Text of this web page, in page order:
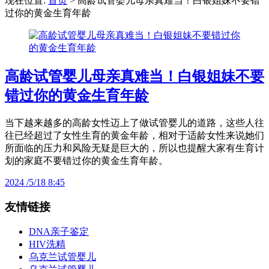
过你的黄金生育年龄
高龄试管婴儿母亲真难当！白银姐妹不要
错过你的黄金生育年龄
当下越来越多的高龄女性迈上了做试管婴儿的道路，这些人往
往已经超过了女性生育的黄金年龄，相对于适龄女性来说她们
所面临的压力和风险无疑是巨大的，所以也提醒大家有生育计
划的家庭不要错过你的黄金生育年龄。
2024 /5/18 8:45
友情链接
DNA亲子鉴定
HIV洗精
乌克兰试管婴儿